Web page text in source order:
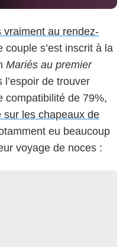
vraiment au rendez-
s’est inscrit à la
Mariés au premier
de trouver
compatibilité de 79%,
sur les chapeaux de
eu beaucoup
voyage de noces :